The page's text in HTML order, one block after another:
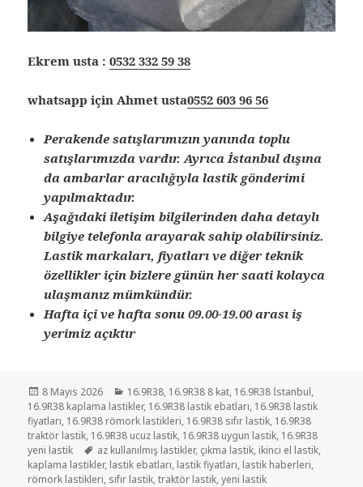
Ekrem usta :0532 332 59 38
whatsapp için Ahmet usta0552 603 96 56
Perakende satışlarımızın yanında toplu
satışlarımızda vardır. Ayrıca İstanbul dışına
da ambarlar aracılığıyla lastik gönderimi
yapılmaktadır.
Aşağıdaki iletişim bilgilerinden daha detaylı
bilgiye telefonla arayarak sahip olabilirsiniz.
Lastik markaları, fiyatları ve diğer teknik
özellikler için bizlere günün her saati kolayca
ulaşmanız mümkündür.
Hafta içi ve hafta sonu 09.00-19.00 arası iş
yerimiz açıktır
Yayın
tarihi
8 Mayıs 2026 Kategoriler
16.9R38, 16.9R38 8 kat, 16.9R38 İstanbul,
16.9R38 kaplama lastikler, 16.9R38 lastik ebatları, 16.9R38 lastik
fiyatları, 16.9R38 römork lastikleri, 16.9R38 sıfır lastik, 16.9R38
traktör lastik, 16.9R38 ucuz lastik, 16.9R38 uygun lastik, 16.9R38
yeni lastik
Etiketler
az kullanılmış lastikler, çıkma lastik, ikinci el lastik,
kaplama lastikler, lastik ebatları, lastik fiyatları, lastik haberleri,
römork lastikleri, sıfır lastik,traktör lastik,yeni lastik